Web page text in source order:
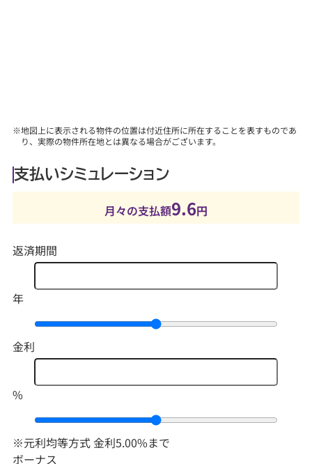
※地図上に表示される物件の位置は付近住所に所在することを表すものであ
り、実際の物件所在地とは異なる場合がございます。
支払いシミュレーション
月々の支払額9.6円
返済期間
年
金利
%
※元利均等方式 金利5.00%まで
ボーナス